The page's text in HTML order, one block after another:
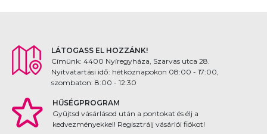
LÁTOGASS EL HOZZÁNK!
Címünk: 4400 Nyíregyháza, Szarvas utca 28.
Nyitvatartási idő: hétköznapokon 08:00 - 17:00,
szombaton: 8:00 - 12:30
HŰSÉGPROGRAM
Gyűjtsd vásárlásod után a pontokat és élj a
kedvezményekkel! Regisztrálj vásárlói fiókot!